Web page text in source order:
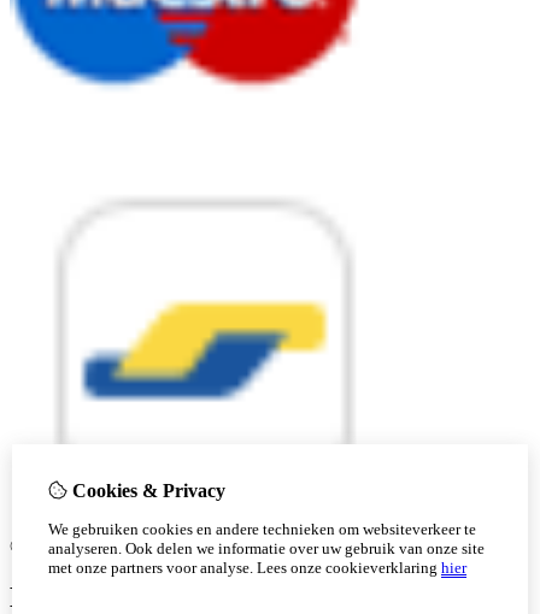
© Copyright 2026 |
Cookies & Privacy
We gebruiken cookies en andere technieken om websiteverkeer te
analyseren. Ook delen we informatie over uw gebruik van onze site
met onze partners voor analyse. Lees onze cookieverklaring hier
Ben je 18 of ouder?